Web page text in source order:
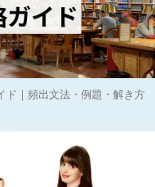
ド｜頻出文法・例題・解き方